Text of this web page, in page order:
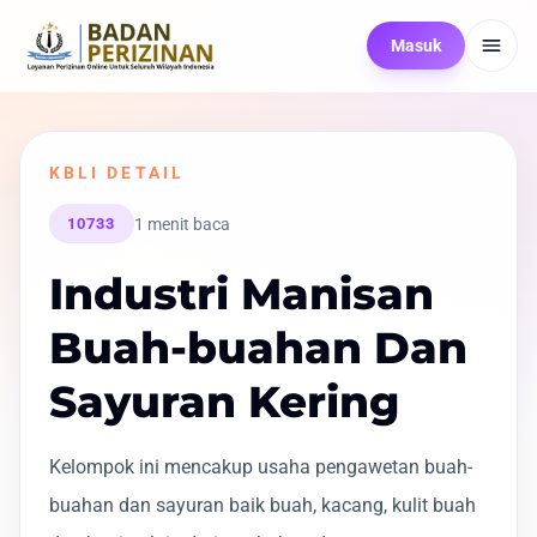
Masuk
KBLI DETAIL
10733 1 menit baca
Industri Manisan
Buah-buahan Dan
Sayuran Kering
Kelompok ini mencakup usaha pengawetan buah-
buahan dan sayuran baik buah, kacang, kulit buah